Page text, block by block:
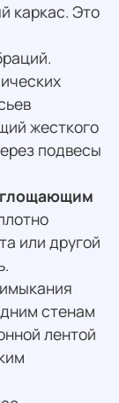
каркас. Это
жесткого
подвесы
или другой
стенам
лентой